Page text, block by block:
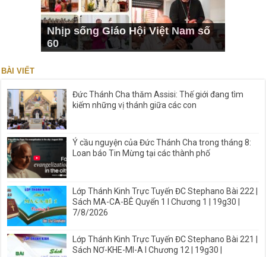
Nhịp sống Giáo Hội Việt Nam số
60
BÀI VIẾT
Đức Thánh Cha thăm Assisi: Thế giới đang tìm
kiếm những vị thánh giữa các con
Ý cầu nguyện của Đức Thánh Cha trong tháng 8:
Loan báo Tin Mừng tại các thành phố
Lớp Thánh Kinh Trực Tuyến ĐC Stephano Bài 222 |
Sách MA-CA-BÊ Quyển 1 I Chương 1 | 19g30 |
7/8/2026
Lớp Thánh Kinh Trực Tuyến ĐC Stephano Bài 221 |
Sách NƠ-KHE-MI-A I Chương 12 | 19g30 |